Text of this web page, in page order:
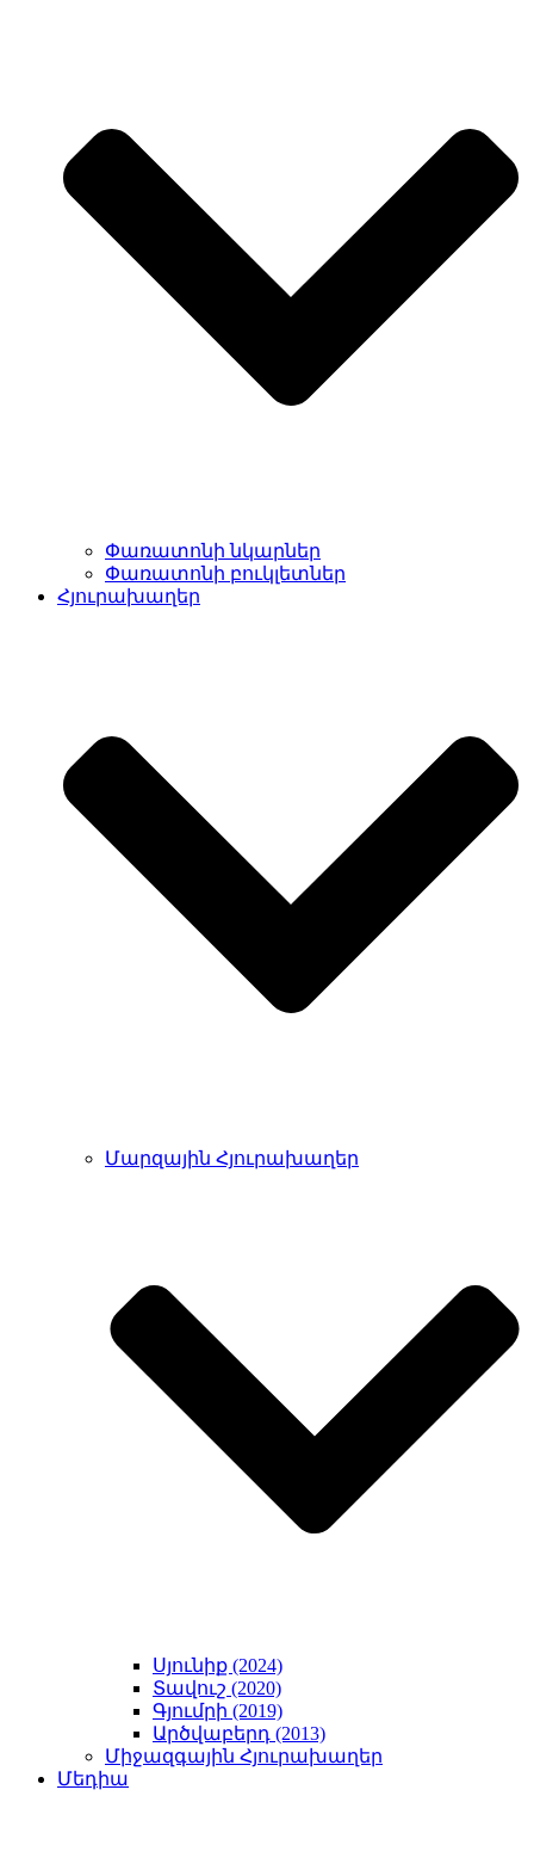
Փառատոնի նկարներ
Փառատոնի բուկլետներ
Հյուրախաղեր
Մարզային Հյուրախաղեր
Սյունիք (2024)
Տավուշ (2020)
Գյումրի (2019)
Արծվաբերդ (2013)
Միջազգային Հյուրախաղեր
Մեդիա